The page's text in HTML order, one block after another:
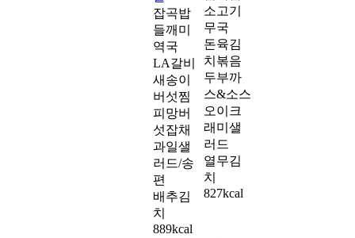
잡곡밥
들깨미
역국
LA갈비
새송이
버섯찜
피망버
섯잡채
과일샐
러드/송
편
배추김
치
889kcal
소고기
무국
돈육김
치볶음
두부까
스&소스
오이크
래미샐
러드
열무김
치
827kcal